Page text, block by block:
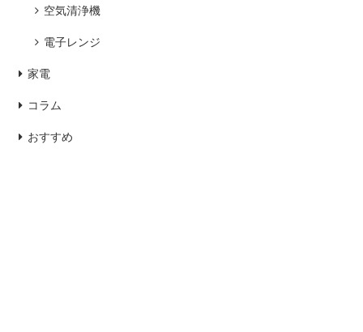
空気清浄機
電子レンジ
家電
コラム
おすすめ